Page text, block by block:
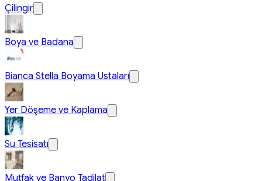
Çilingir
Boya ve Badana
Bianca Stella Boyama Ustaları
Yer Döşeme ve Kaplama
Su Tesisatı
Mutfak ve Banyo Tadilat